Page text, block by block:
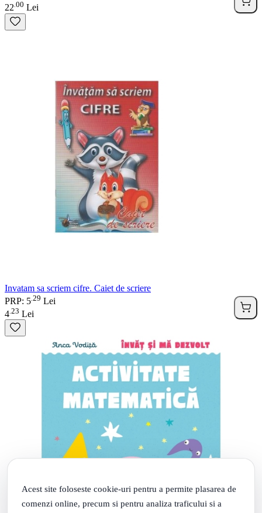
Acest site foloseste cookie-uri pentru a permite plasarea de
comenzi online, precum si pentru analiza traficului si a
22 00 Lei
Invatam sa scriem cifre. Caiet de scriere
PRP: 5 29 Lei
4 23 Lei